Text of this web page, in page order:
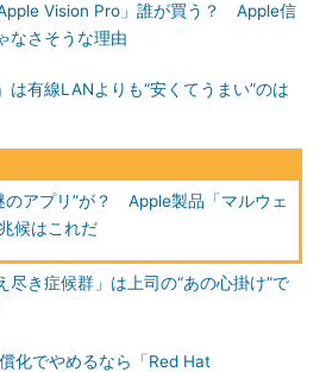
Apple Vision Pro」誰が買う？ Apple信
なさそうな理由
は有線LANよりも“安くてうまい”のは
のアプリ”が？ Apple製品「マルウェ
候はこれだ
尽き症候群」は上司の“あの心掛け”で
化でやめるなら「Red Hat